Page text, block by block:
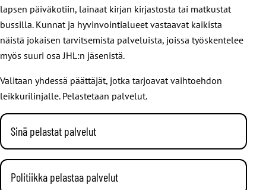
lapsen päiväkotiin, lainaat kirjan kirjastosta tai matkustat
bussilla. Kunnat ja hyvinvointialueet vastaavat kaikista
näistä jokaisen tarvitsemista palveluista, joissa työskentelee
myös suuri osa JHL:n jäsenistä.
Valitaan yhdessä päättäjät, jotka tarjoavat vaihtoehdon
leikkurilinjalle. Pelastetaan palvelut.
Sinä pelastat palvelut
Suomessa on kuluvalla hallituskaudellaleikattu urakalla
hyvinvoinnista ja ihmisten toimeentulosta. Muun muassa
asumistukea ja työttömyysturvaa on rusikoitu rajusti.
Politiikka pelastaa palvelut